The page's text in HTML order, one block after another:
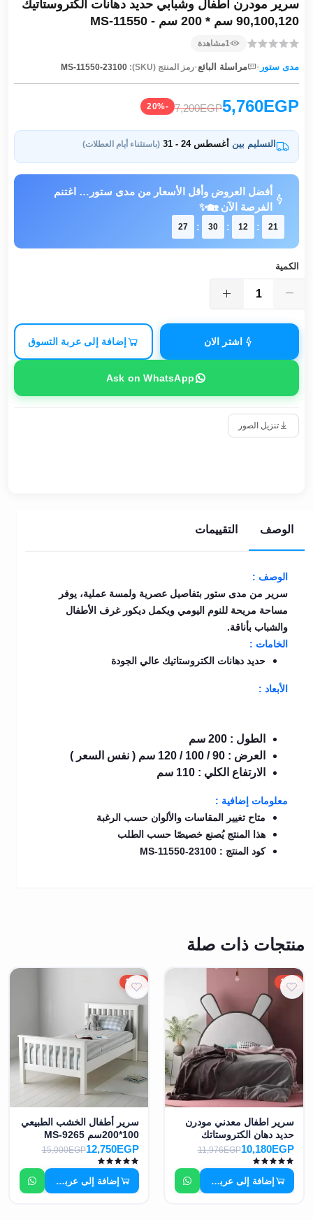
سرير مودرن أطفال وشبابي حديد دهانات الكتروستاتيك
90,100,120 سم * 200 سم - MS-11550
1مشاهدة
مدى ستور · مراسلة البائع·رمز المنتج (SKU): MS-11550-23100
5,760EGP
7,200EGP
-20%
التسليم بين أغسطس 24 - 31 (باستثناء أيام العطلات)
أفضل العروض وأقل الأسعار من مدى ستور… اغتنم
الفرصة الآن 🏡✨
21
:
12
:
30
:
26
الكمية
اشتر الان إضافة إلى عربة التسوق
Ask on WhatsApp
تنزيل الصور
الوصف التقييمات
الوصف :
سرير من مدى ستور بتفاصيل عصرية ولمسة عملية، يوفر
مساحة مريحة للنوم اليومي ويكمل ديكور غرف الأطفال
والشباب بأناقة.
الخامات :
حديد دهانات الكتروستاتيك عالي الجودة
الأبعاد :
الطول : 200 سم
العرض : 90 / 100 / 120 سم ( نفس السعر )
الارتفاع الكلي : 110 سم
معلومات إضافية :
متاح تغيير المقاسات والألوان حسب الرغبة
هذا المنتج يُصنع خصيصًا حسب الطلب
كود المنتج : MS-11550-23100
منتجات ذات صلة
15%
سرير اطفال معدني مودرن
حديد دهان الكتروستاتك
100*200سم MS-8786
10,180EGP
11,976EGP
إضافة إلى عربة التسوق
15%
سرير أطفال الخشب الطبيعي
100*200سم MS-9265
12,750EGP
15,000EGP
إضافة إلى عربة التسوق